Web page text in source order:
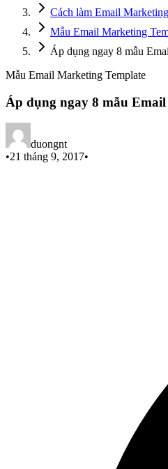
Cách làm Email
Mẫu Email Marketing
Áp dụng ngay 8 mẫu
Mẫu Email Marketing Template
Áp dụng ngay 8 mẫu
duongnt
•21 tháng 9, 2017•